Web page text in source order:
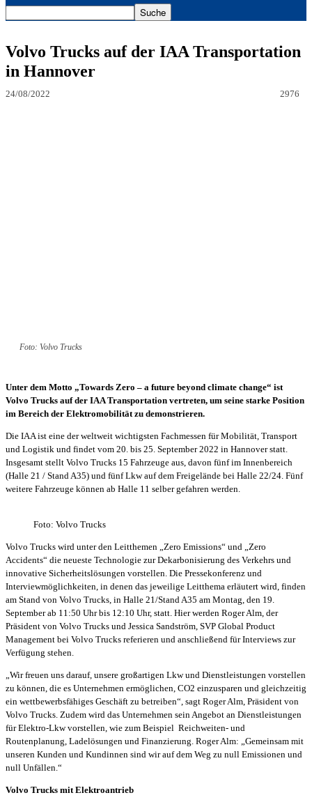
Volvo Trucks auf der IAA Transportation
in Hannover
24/08/2022 2976
Foto: Volvo Trucks
Unter dem Motto „Towards Zero – a future beyond climate change“ ist
Volvo Trucks auf der IAA Transportation vertreten, um seine starke Position
im Bereich der Elektromobilität zu demonstrieren.
Die IAA ist eine der weltweit wichtigsten Fachmessen für Mobilität, Transport
und Logistik und findet vom 20. bis 25. September 2022 in Hannover statt.
Insgesamt stellt Volvo Trucks 15 Fahrzeuge aus, davon fünf im Innenbereich
(Halle 21 / Stand A35) und fünf Lkw auf dem Freigelände bei Halle 22/24. Fünf
weitere Fahrzeuge können ab Halle 11 selber gefahren werden.
Foto: Volvo Trucks
Volvo Trucks wird unter den Leitthemen „Zero Emissions“ und „Zero
Accidents“ die neueste Technologie zur Dekarbonisierung des Verkehrs und
innovative Sicherheitslösungen vorstellen. Die Pressekonferenz und
Interviewmöglichkeiten, in denen das jeweilige Leitthema erläutert wird, finden
am Stand von Volvo Trucks, in Halle 21/Stand A35 am Montag, den 19.
September ab 11:50 Uhr bis 12:10 Uhr, statt. Hier werden Roger Alm, der
Präsident von Volvo Trucks und Jessica Sandström, SVP Global Product
Management bei Volvo Trucks referieren und anschließend für Interviews zur
Verfügung stehen.
„Wir freuen uns darauf, unsere großartigen Lkw und Dienstleistungen vorstellen
zu können, die es Unternehmen ermöglichen, CO2 einzusparen und gleichzeitig
ein wettbewerbsfähiges Geschäft zu betreiben“, sagt Roger Alm, Präsident von
Volvo Trucks. Zudem wird das Unternehmen sein Angebot an Dienstleistungen
für Elektro-Lkw vorstellen, wie zum Beispiel Reichweiten- und
Routenplanung, Ladelösungen und Finanzierung. Roger Alm: „Gemeinsam mit
unseren Kunden und Kundinnen sind wir auf dem Weg zu null Emissionen und
null Unfällen.“
Volvo Trucks mit Elektroantrieb